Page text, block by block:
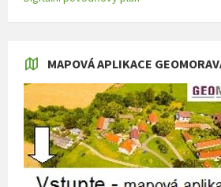
MAPOVÁ APLIKACE